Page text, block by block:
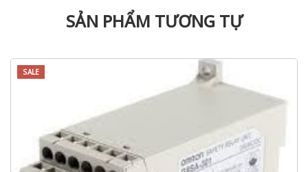
SẢN PHẨM TƯƠNG TỰ
SALE